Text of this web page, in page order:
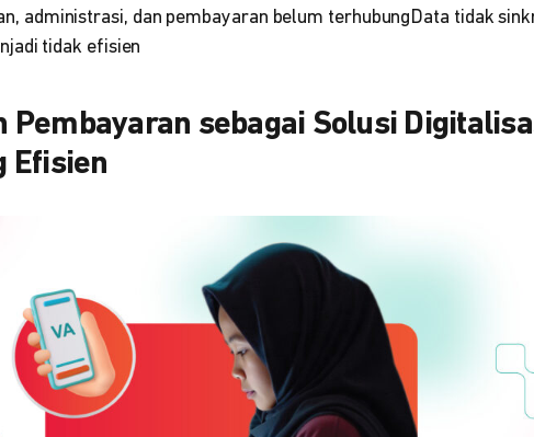
administrasi, dan pembayaran belum terhubungData tidak
tidak efisien
Pembayaran sebagai Solusi
Efisien